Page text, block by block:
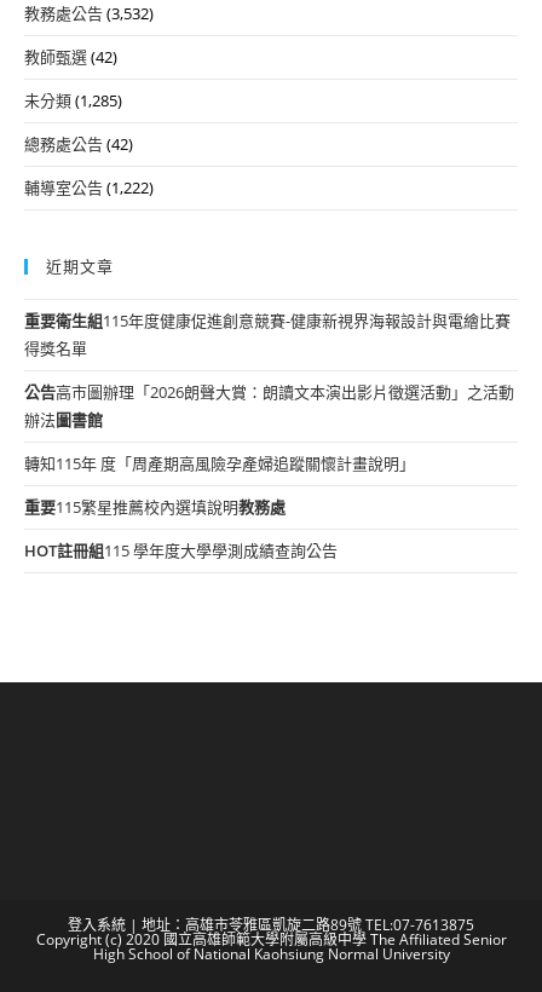
教務處公告(3,532)
教師甄選(42)
未分類(1,285)
總務處公告(42)
輔導室公告(1,222)
近期文章
重要衛生組115年度健康促進創意競賽-健康新視界海報設計與電繪比賽
得獎名單
公告高市圖辦理「2026朗聲大賞：朗讀文本演出影片徵選活動」之活動
辦法圖書館
轉知115年 度「周產期高風險孕產婦追蹤關懷計畫說明」
重要115繁星推薦校內選填說明教務處
HOT註冊組115 學年度大學學測成績查詢公告
登入系統 | 地址：高雄市苓雅區凱旋二路89號 TEL:07-7613875
Copyright (c) 2020 國立高雄師範大學附屬高級中學 The Affiliated Senior
High School of National Kaohsiung Normal University